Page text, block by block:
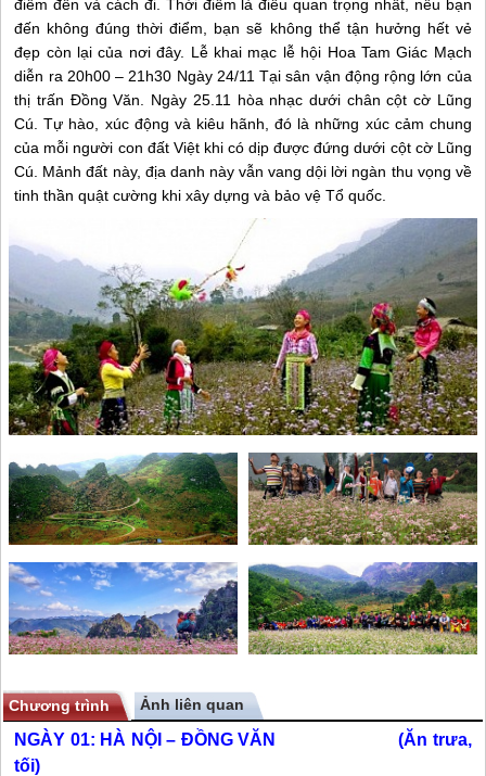
điểm đến và cách đi. Thời điểm là điều quan trọng nhất, nếu bạn
đến không đúng thời điểm, bạn sẽ không thể tận hưởng hết vẻ
đẹp còn lại của nơi đây. Lễ khai mạc lễ hội Hoa Tam Giác Mạch
diễn ra 20h00 – 21h30 Ngày 24/11 Tại sân vận động rộng lớn của
thị trấn Đồng Văn. Ngày 25.11 hòa nhạc dưới chân cột cờ Lũng
Cú. Tự hào, xúc động và kiêu hãnh, đó là những xúc cảm chung
của mỗi người con đất Việt khi có dịp được đứng dưới cột cờ Lũng
Cú. Mảnh đất này, địa danh này vẫn vang dội lời ngàn thu vọng về
tinh thần quật cường khi xây dựng và bảo vệ Tổ quốc.
Chương trình Ảnh liên quan
NGÀY 01: HÀ NỘI – ĐỒNG VĂN (Ăn trưa,
tối)